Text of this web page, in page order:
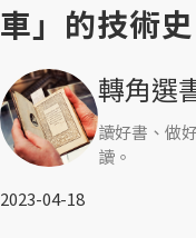
車」的技術史
轉角選
讀好書、做
讀。
2023-04-18